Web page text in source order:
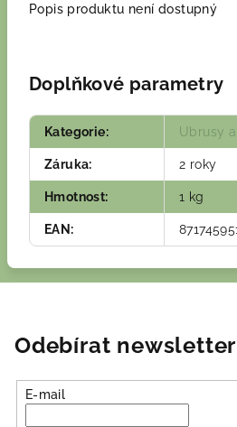
Popis produktu není dostupný
Doplňkové parametry
Kategorie: Ubrusy
Záruka: 2 roky
Hmotnost: 1 kg
EAN :
Odebírat newsletter
E-mail